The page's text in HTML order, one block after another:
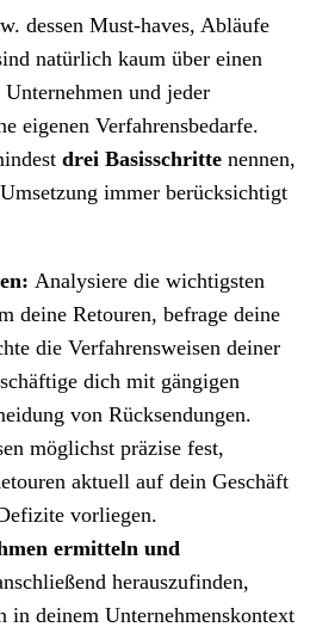
dessen Must-haves, Abläufe
natürlich kaum über einen
und jeder
eigenen Verfahrensbedarfe.
drei Basisschritte nennen,
immer berücksichtigt
Analysiere die wichtigsten
deine Retouren, befrage deine
die Verfahrensweisen deiner
dich mit gängigen
von Rücksendungen.
möglichst präzise fest,
aktuell auf dein Geschäft
vorliegen.
ermitteln und
herauszufinden,
in deinem Unternehmenskontext